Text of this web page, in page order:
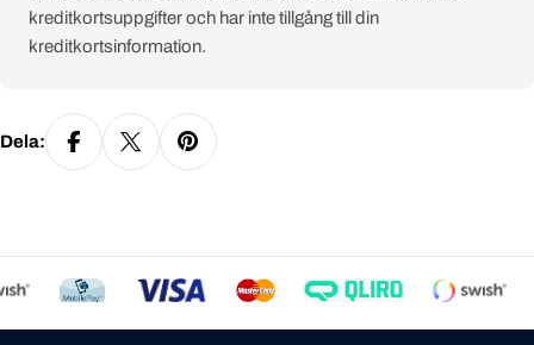
kreditkortsuppgifter och har inte tillgång till din
kreditkortsinformation.
Dela: